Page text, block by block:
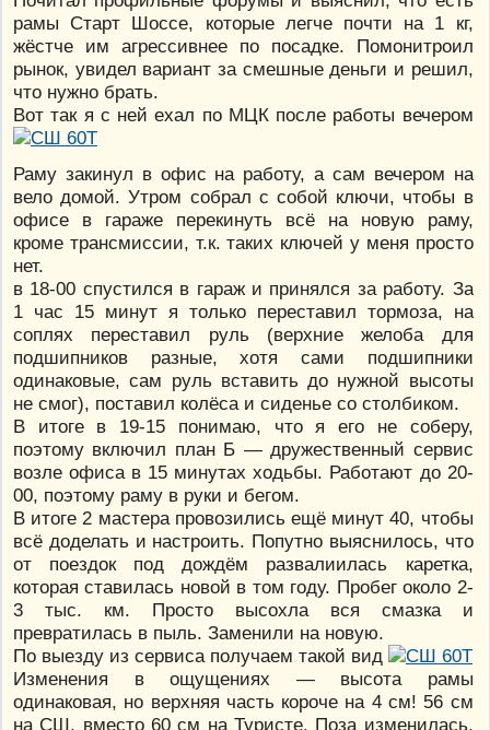
рамы Старт Шоссе, которые легче почти на 1 кг,
жёстче им агрессивнее по посадке. Помонитроил
рынок, увидел вариант за смешные деньги и решил,
что нужно брать.
Вот так я с ней ехал по МЦК после работы вечером
Раму закинул в офис на работу, а сам вечером на
вело домой. Утром собрал с собой ключи, чтобы в
офисе в гараже перекинуть всё на новую раму,
кроме трансмиссии, т.к. таких ключей у меня просто
нет.
в 18-00 спустился в гараж и принялся за работу. За
1 час 15 минут я только переставил тормоза, на
соплях переставил руль (верхние желоба для
подшипников разные, хотя сами подшипники
одинаковые, сам руль вставить до нужной высоты
не смог), поставил колёса и сиденье со столбиком.
В итоге в 19-15 понимаю, что я его не соберу,
поэтому включил план Б — дружественный сервис
возле офиса в 15 минутах ходьбы. Работают до 20-
00, поэтому раму в руки и бегом.
В итоге 2 мастера провозились ещё минут 40, чтобы
всё доделать и настроить. Попутно выяснилось, что
от поездок под дождём развалиилась каретка,
которая ставилась новой в том году. Пробег около 2-
3 тыс. км. Просто высохла вся смазка и
превратилась в пыль. Заменили на новую.
По выезду из сервиса получаем такой вид
Изменения в ощущениях — высота рамы
одинаковая, но верхняя часть короче на 4 см! 56 см
на СШ, вместо 60 см на Туристе. Поза изменилась,